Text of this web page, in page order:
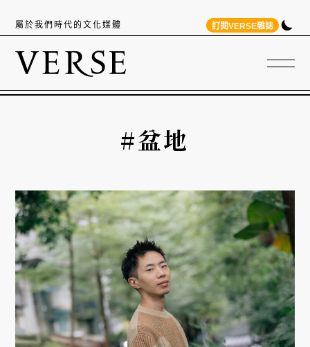
屬於我們時代的文化媒體 訂閱VERSE雜誌
#盆地